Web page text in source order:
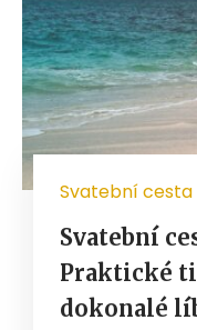
Svatební cesta
Svatební
Praktické
dokonalé